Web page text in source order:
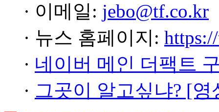
· 이메일: jebo@tf.co.kr
· 뉴스 홈페이지:
· 네이버 메인 더팩트
· 그곳이 알고싶냐? [